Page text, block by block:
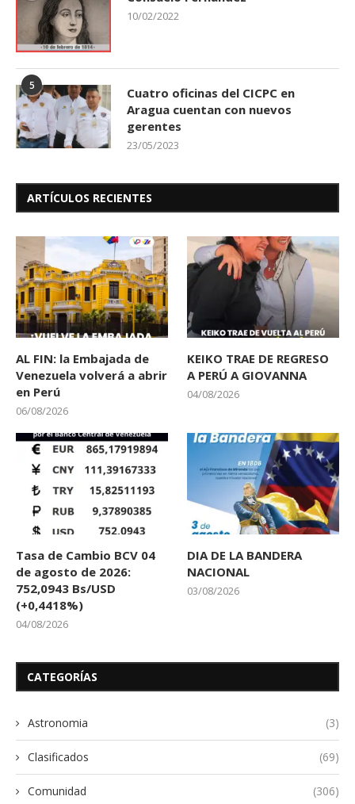
10/02/2022
5
Cuatro oficinas del CICPC en
Aragua cuentan con nuevos
gerentes
23/05/2023
ARTÍCULOS RECIENTES
AL FIN: la Embajada de
Venezuela volverá a abrir
en Perú
06/08/2026
KEIKO TRAE DE REGRESO
A PERÚ A GIOVANNA
04/08/2026
Tasa de Cambio BCV 04
de agosto de 2026:
752,0943 Bs/USD
(+0,4418%)
04/08/2026
DIA DE LA BANDERA
NACIONAL
03/08/2026
CATEGORÍAS
Astronomia (3)
Clasificados (69)
Comunidad (306)